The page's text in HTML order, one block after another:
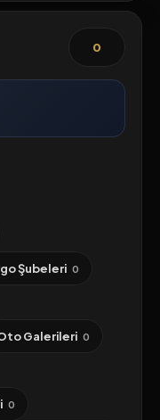
0
Şubeleri 0
Galerileri 0
0